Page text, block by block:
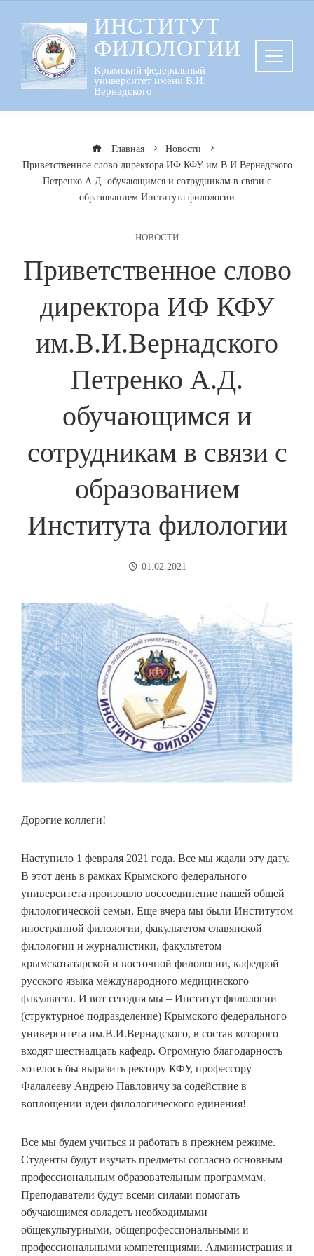
содержанию
ИНСТИТУТ
ФИЛОЛОГИИ
Крымский федеральный
университет имени В.И.
Вернадского
Главная
Новости
Приветственное слово директора ИФ КФУ им.В.И.Вернадского
Петренко А.Д. обучающимся и сотрудникам в связи с
образованием Института филологии
НОВОСТИ
Приветственное слово
директора ИФ КФУ
им.В.И.Вернадского
Петренко А.Д.
обучающимся и
сотрудникам в связи с
образованием
Института филологии
01.02.2021
Дорогие коллеги!
Наступило 1 февраля 2021 года. Все мы ждали эту дату.
В этот день в рамках Крымского федерального
университета произошло воссоединение нашей общей
филологической семьи. Еще вчера мы были Институтом
иностранной филологии, факультетом славянской
филологии и журналистики, факультетом
крымскотатарской и восточной филологии, кафедрой
русского языка международного медицинского
факультета. И вот сегодня мы – Институт филологии
(структурное подразделение) Крымского федерального
университета им.В.И.Вернадского, в состав которого
входят шестнадцать кафедр. Огромную благодарность
хотелось бы выразить ректору КФУ, профессору
Фалалееву Андрею Павловичу за содействие в
воплощении идеи филологического единения!
Все мы будем учиться и работать в прежнем режиме.
Студенты будут изучать предметы согласно основным
профессиональным образовательным программам.
Преподаватели будут всеми силами помогать
обучающимся овладеть необходимыми
общекультурными, общепрофессиональными и
профессиональными компетенциями. Администрация и